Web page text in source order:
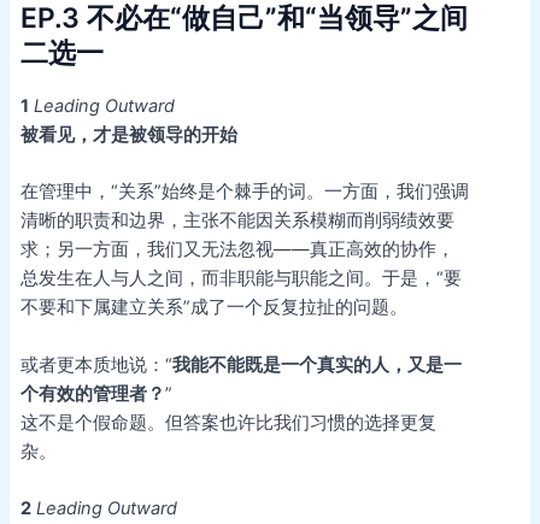
EP.3不必在“做自己”和“当领导”之间
二选一
1 Leading Outward
被看见，才是被领导的开始
在管理中，“关系”始终是个棘手的词。一方面，我们强调
清晰的职责和边界，主张不能因关系模糊而削弱绩效要
求；另一方面，我们又无法忽视——真正高效的协作，
总发生在人与人之间，而非职能与职能之间。于是，“要
不要和下属建立关系”成了一个反复拉扯的问题。
或者更本质地说：“我能不能既是一个真实的人，又是一
个有效的管理者？”
这不是个假命题。但答案也许比我们习惯的选择更复
杂。
2 Leading Outward